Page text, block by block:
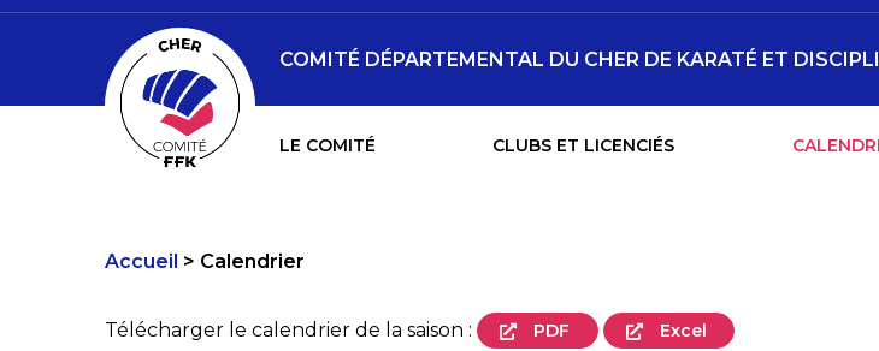
LE COMITÉ CLUBS ET LICENCIÉS
COMITÉ DÉPARTEMENTAL DU CHER DE KARATÉ ET
Accueil Calendrier
Télécharger le calendrier de la saison : PDF Excel